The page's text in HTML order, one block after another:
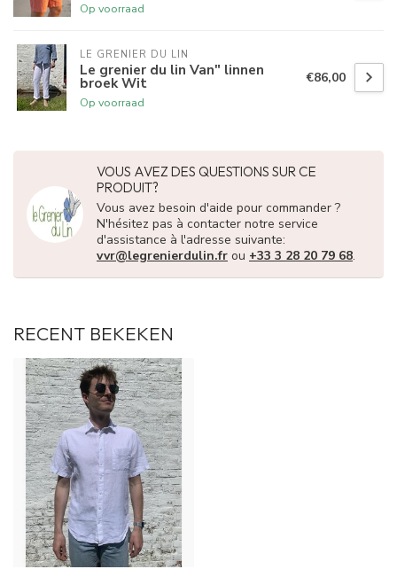
Op voorraad
LE GRENIER DU LIN
Le grenier du lin Van" linnen
broek Wit
Op voorraad
€86,00
VOUS AVEZ DES QUESTIONS SUR CE
PRODUIT?
Vous avez besoin d'aide pour commander ?
N'hésitez pas à contacter notre service
d'assistance à l'adresse suivante:
vvr@legrenierdulin.fr ou +33 3 28 20 79 68.
RECENT BEKEKEN